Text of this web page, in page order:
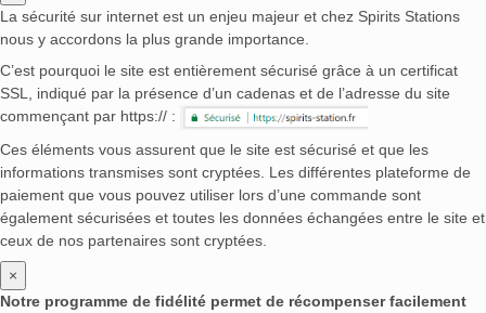
La sécurité sur internet est un enjeu majeur et chez Spirits Stations
nous y accordons la plus grande importance.
C’est pourquoi le site est entièrement sécurisé grâce à un certificat
SSL, indiqué par la présence d’un cadenas et de l’adresse du site
commençant par https:// :
Ces éléments vous assurent que le site est sécurisé et que les
informations transmises sont cryptées. Les différentes plateforme de
paiement que vous pouvez utiliser lors d’une commande sont
également sécurisées et toutes les données échangées entre le site et
ceux de nos partenaires sont cryptées.
×
Notre programme de fidélité permet de récompenser facilement